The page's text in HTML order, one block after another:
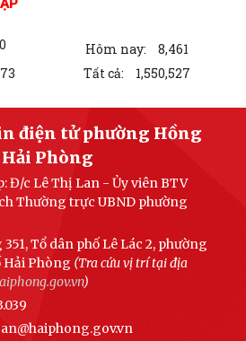
SÁCH.
chi trả tiền bồi thường, hỗ trợ đối 67 hộ
THỰC HIỆN CHỈ...
NGHỆ SỐ ĐẾN TẬN TAY NGƯỜI DÂN
TỚI CHÍNH QUYỀN SỐ...
TUYÊN TRUYỀN, HƯỞNG ỨNG GIẢI BÁO
ĐẢNG (GIẢI BÚA...
MTTQ VIỆT NAM THÀNH PHỐ GIÁM
THỦ TỤC HÀNH...
TUYÊN TRUYỀN NGHỊ QUYẾT SỐ 06-